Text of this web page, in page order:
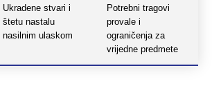
Ukradene stvari i
štetu nastalu
nasilnim ulaskom
Potrebni tragovi
provale i
ograničenja za
vrijedne predmete